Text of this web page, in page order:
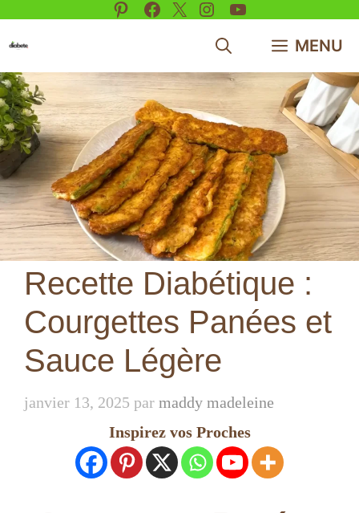
Pinterest
Facebook
X Instagram
YouTube
MENU
Recette Diabétique :
Courgettes Panées et
Sauce Légère
janvier 13, 2025 par maddy madeleine
Inspirez vos Proches